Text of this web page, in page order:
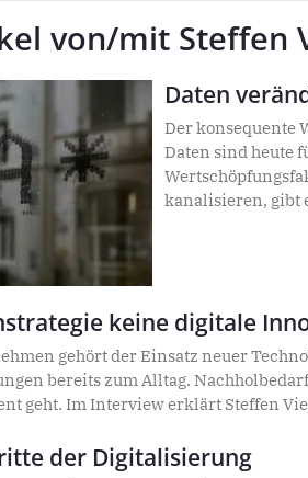
von/mit Steffen
Daten
Der konsequente
Daten sind heute
kanalisieren, gibt
keine digitale
gehört der Einsatz neuer
bereits zum Alltag.
geht. Im Interview erklärt Steffen
sorgen kann.
der Digitalisierung